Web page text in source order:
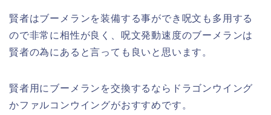
賢者はブーメランを装備する事ができ呪文も多用する
ので非常に相性が良く、呪文発動速度のブーメランは
賢者の為にあると言っても良いと思います。
賢者用にブーメランを交換するならドラゴンウイング
かファルコンウイングがおすすめです。